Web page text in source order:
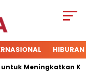
HIBURAN
Meningkatkan